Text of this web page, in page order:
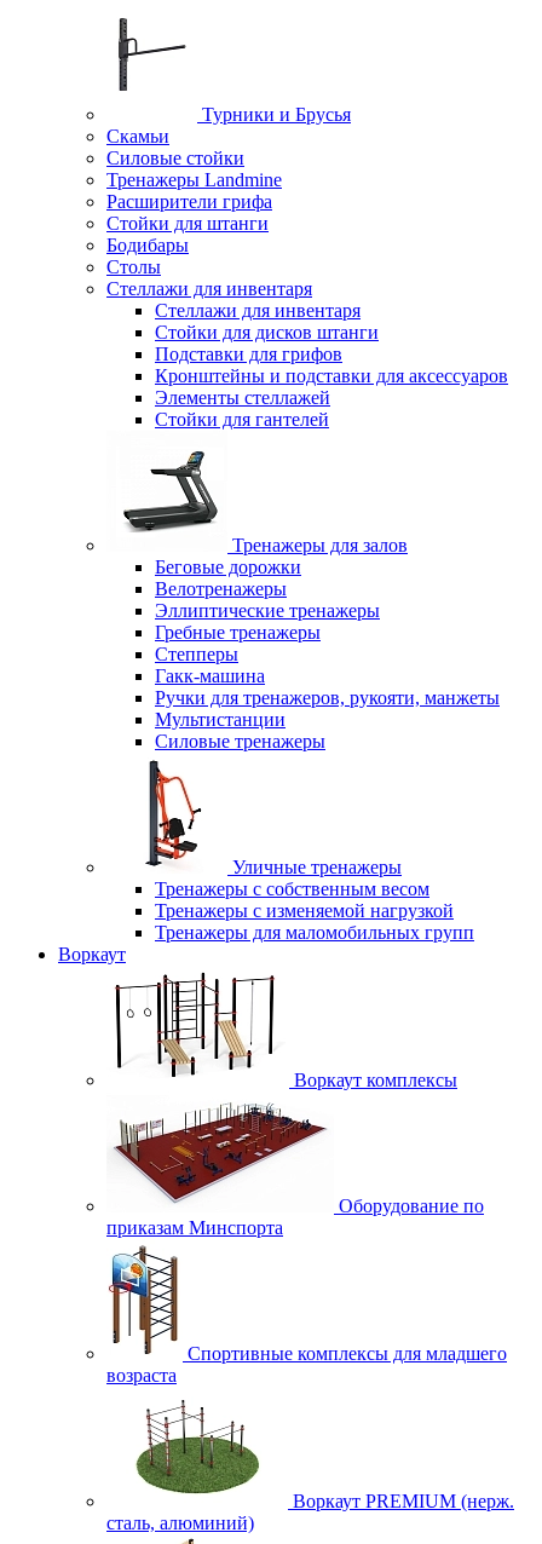
Турники и Брусья
Скамьи
Силовые стойки
Тренажеры Landmine
Расширители грифа
Стойки для штанги
Бодибары
Столы
Стеллажи для инвентаря
Стеллажи для инвентаря
Стойки для дисков штанги
Подставки для грифов
Кронштейны и подставки для аксессуаров
Элементы стеллажей
Стойки для гантелей
Тренажеры для залов
Беговые дорожки
Велотренажеры
Эллиптические тренажеры
Гребные тренажеры
Степперы
Гакк-машина
Ручки для тренажеров, рукояти, манжеты
Мультистанции
Силовые тренажеры
Уличные тренажеры
Тренажеры с собственным весом
Тренажеры с изменяемой нагрузкой
Тренажеры для маломобильных групп
Воркаут
Воркаут комплексы
Оборудование по
приказам Минспорта
Спортивные комплексы для младшего
возраста
Воркаут PREMIUM (нерж.
сталь, алюминий)